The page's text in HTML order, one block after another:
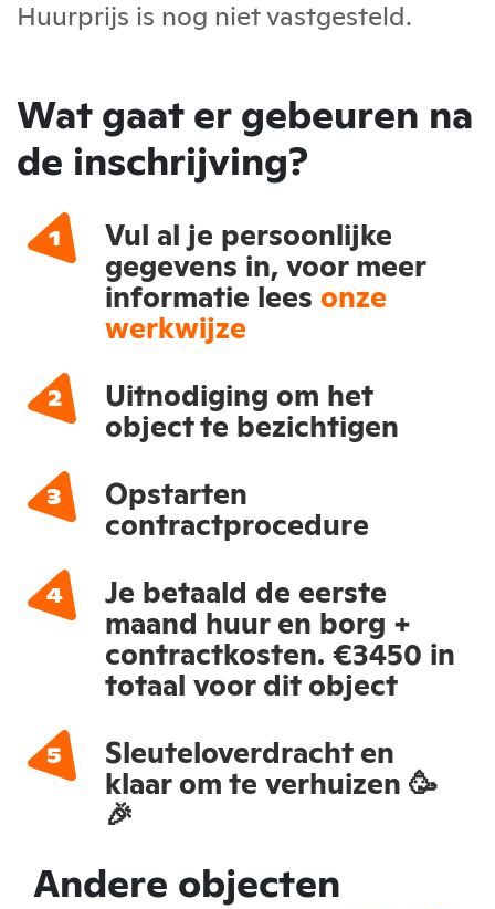
Huurprijs is nog niet vastgesteld.
Wat gaat er gebeuren na
de inschrijving?
Vul al je persoonlijke
gegevens in, voor meer
informatie lees onze
werkwijze
Uitnodiging om het
object te bezichtigen
Opstarten
contractprocedure
Je betaald de eerste
maand huur en borg +
contractkosten. €3450 in
totaal voor dit object
Sleuteloverdracht en
klaar om te verhuizen 🥳
🎉
Andere objecten